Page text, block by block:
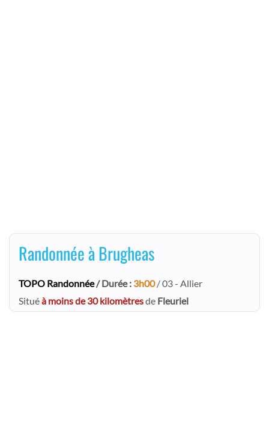
Randonnée à Brugheas
TOPO Randonnée/ Durée : 3h00/ 03 - Allier
Situéà moins de 30 kilomètresde Fleuriel